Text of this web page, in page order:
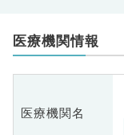
医療機関情報
医療機関名